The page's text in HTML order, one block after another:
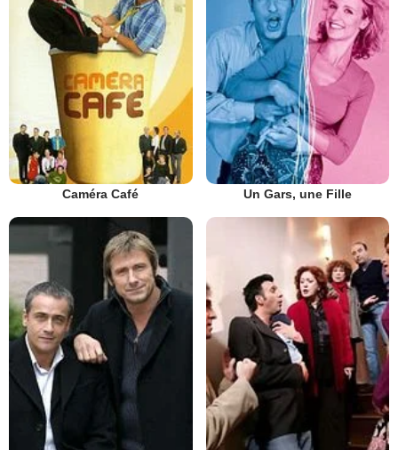
Caméra Café Un Gars, une Fille